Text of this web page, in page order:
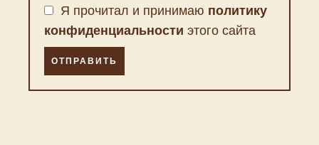
Я прочитал и принимаю политику
конфиденциальности этого сайта
ОТПРАВИТЬ